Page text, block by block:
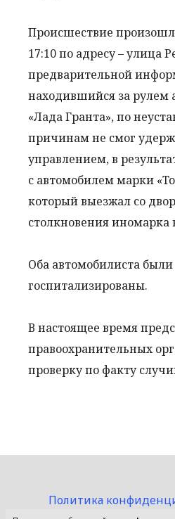
Происшествие
17:10 по адресу – улица
предварительной
находившийся за рулем
«Лада Гранта», по
причинам не смог
управлением, в
с автомобилем марки
который выезжал со
столкновения иномарка
Оба автомобилиста были
госпитализированы.
В настоящее время
правоохранительных
проверку по факту
Политика
Пользовательское